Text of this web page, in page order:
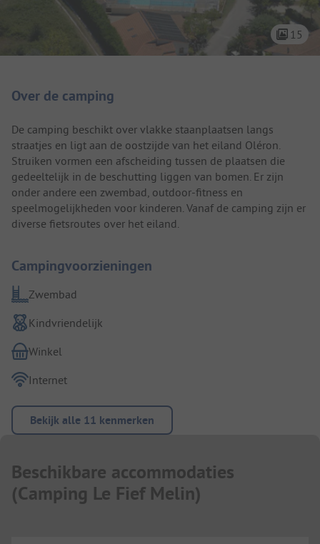
15
Over de camping
De camping beschikt over vlakke staanplaatsen langs
straatjes en ligt aan de oostzijde van het eiland Oléron.
Struiken vormen een afscheiding tussen de plaatsen die
gedeeltelijk in de beschutting liggen van bomen. Er zijn
onder andere een zwembad, outdoor-fitness en
speelmogelijkheden voor kinderen. Vanaf de camping zijn er
diverse fietsroutes over het eiland.
Campingvoorzieningen
Zwembad
Kindvriendelijk
Winkel
Internet
Bekijk alle 11 kenmerken
Beschikbare accommodaties
(Camping Le Fief Melin)